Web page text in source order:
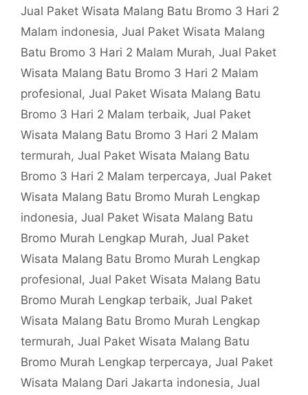
Jual Paket Wisata Malang Batu Bromo 3 Hari 2
Malam indonesia, Jual Paket Wisata Malang
Batu Bromo 3 Hari 2 Malam Murah, Jual Paket
Wisata Malang Batu Bromo 3 Hari 2 Malam
profesional, Jual Paket Wisata Malang Batu
Bromo 3 Hari 2 Malam terbaik, Jual Paket
Wisata Malang Batu Bromo 3 Hari 2 Malam
termurah, Jual Paket Wisata Malang Batu
Bromo 3 Hari 2 Malam terpercaya, Jual Paket
Wisata Malang Batu Bromo Murah Lengkap
indonesia, Jual Paket Wisata Malang Batu
Bromo Murah Lengkap Murah, Jual Paket
Wisata Malang Batu Bromo Murah Lengkap
profesional, Jual Paket Wisata Malang Batu
Bromo Murah Lengkap terbaik, Jual Paket
Wisata Malang Batu Bromo Murah Lengkap
termurah, Jual Paket Wisata Malang Batu
Bromo Murah Lengkap terpercaya, Jual Paket
Wisata Malang Dari Jakarta indonesia, Jual